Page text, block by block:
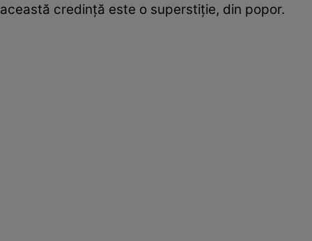
această credinţă este o superstiţie, din popor.